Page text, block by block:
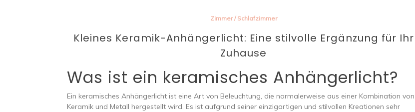
Zimmer/ Schlafzimmer
Kleines Keramik-Anhängerlicht: Eine stilvolle Ergänzung für Ihr
Zuhause
Was ist ein keramisches Anhängerlicht?
Ein keramisches Anhängerlicht ist eine Art von Beleuchtung, die normalerweise aus einer Kombination von
Keramik und Metall hergestellt wird. Es ist aufgrund seiner einzigartigen und stilvollen Kreationen sehr